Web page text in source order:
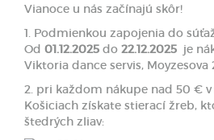
Vianoce u nás začínajú skôr!
1. Podmienkou zapojenia do
Od 01.12.2025 do 22.12.2025 je
Viktoria dance servis, Moyzesova
2. pri každom nákupe nad 50 €
Košiciach získate stierací žreb,
štedrých zliav: